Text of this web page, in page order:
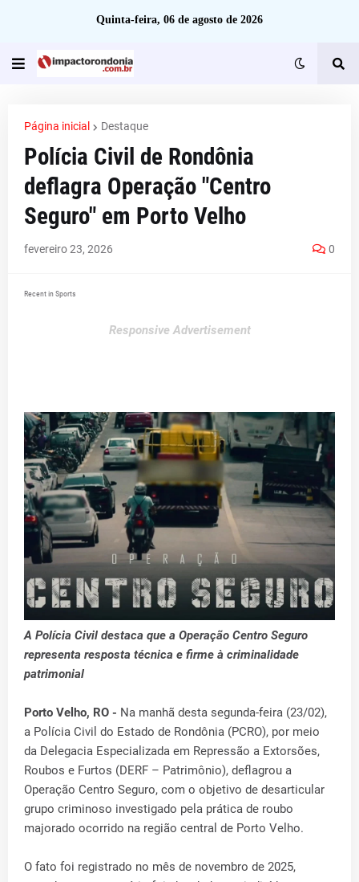
Quinta-feira, 06 de agosto de 2026
Página inicial Destaque
Polícia Civil de Rondônia
deflagra Operação "Centro
Seguro" em Porto Velho
fevereiro 23, 2026 0
Recent in Sports
Responsive Advertisement
A Polícia Civil destaca que a Operação Centro Seguro
representa resposta técnica e firme à criminalidade
patrimonial
Porto Velho, RO - Na manhã desta segunda-feira (23/02),
a Polícia Civil do Estado de Rondônia (PCRO), por meio
da Delegacia Especializada em Repressão a Extorsões,
Roubos e Furtos (DERF – Patrimônio), deflagrou a
Operação Centro Seguro, com o objetivo de desarticular
grupo criminoso investigado pela prática de roubo
majorado ocorrido na região central de Porto Velho.
O fato foi registrado no mês de novembro de 2025,